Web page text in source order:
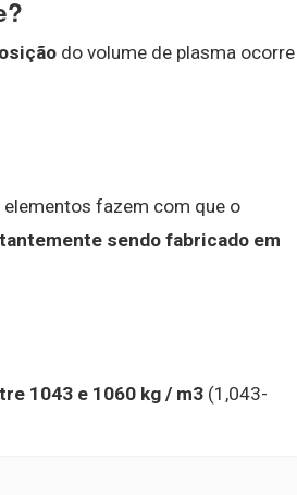
do volume de plasma ocorre
fazem com que o
sendo fabricado em
1043 e 1060 kg / m3 (1,043-